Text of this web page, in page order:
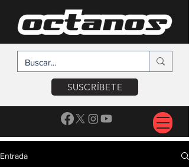
SUSCRÍBETE
Entrada